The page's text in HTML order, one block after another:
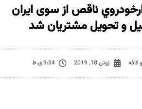
16 هزارخودروي ناقص از سوی ایران
و تحويل مشتريان شد
ژوئن 18, 2019 9:54 ق.ظ